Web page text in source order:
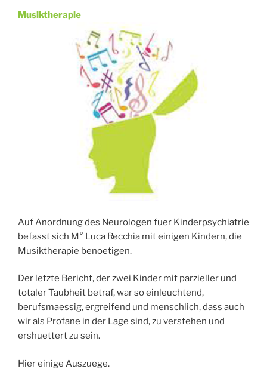
Musiktherapie
Auf Anordnung des Neurologen fuer Kinderpsychiatrie
befasst sich M° Luca Recchia mit einigen Kindern, die
Musiktherapie benoetigen.
Der letzte Bericht, der zwei Kinder mit parzieller und
totaler Taubheit betraf, war so einleuchtend,
berufsmaessig, ergreifend und menschlich, dass auch
wir als Profane in der Lage sind, zu verstehen und
ershuettert zu sein.
Hier einige Auszuege.